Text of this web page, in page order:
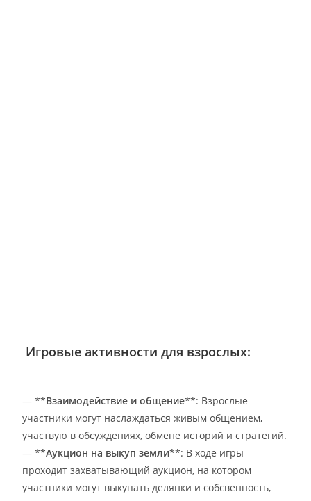
Игровые активности для взрослых:
— **Взаимодействие и общение**: Взрослые
участники могут наслаждаться живым общением,
участвую в обсуждениях, обмене историй и стратегий.
— **Аукцион на выкуп земли**: В ходе игры
проходит захватывающий аукцион, на котором
участники могут выкупать делянки и собсвенность,